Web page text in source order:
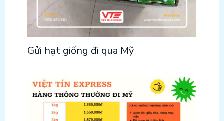
Gửi hạt giống đi qua Mỹ